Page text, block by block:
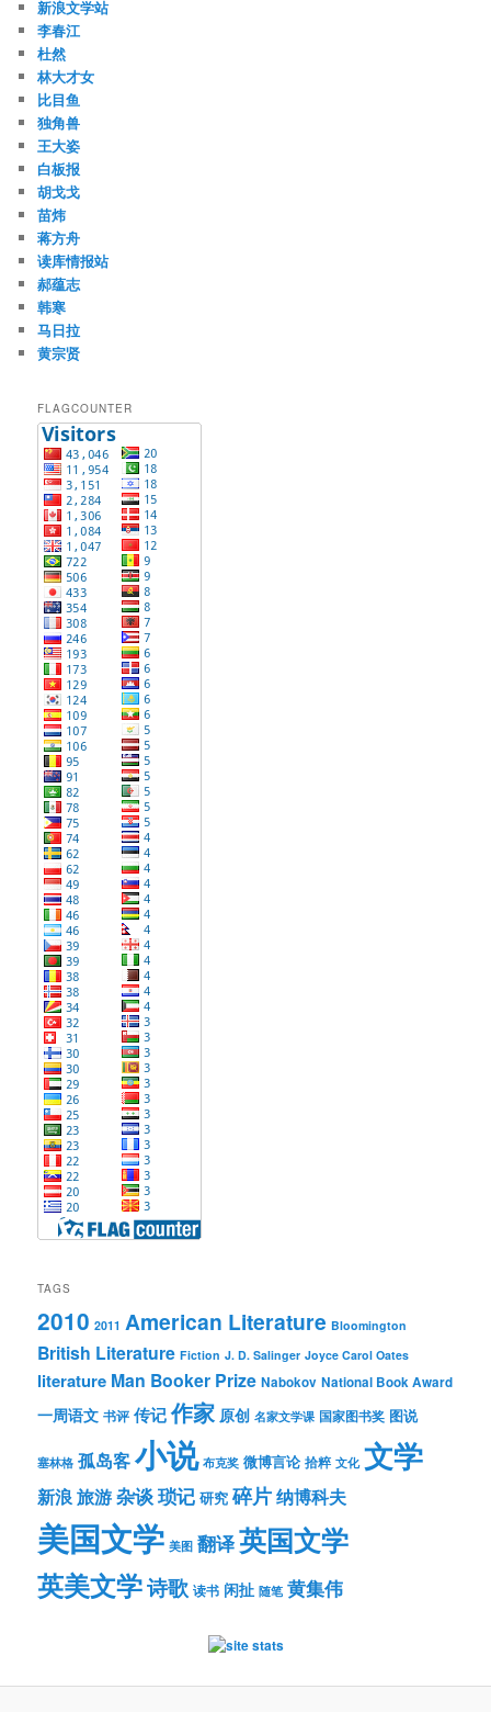
新浪文学站
李春江
杜然
林大才女
比目鱼
独角兽
王大姿
白板报
胡戈戈
苗炜
蒋方舟
读库情报站
郝蕴志
韩寒
马日拉
黄宗贤
FLAGCOUNTER
TAGS
2010 2011 American Literature Bloomington
British Literature Fiction J. D. Salinger Joyce Carol Oates
literature Man Booker Prize Nabokov National Book Award
一周语文 书评 传记作家 原创 名家文学课 国家图书奖 图说
塞林格 孤岛客小说 布克奖 微博言论 拾粹 文化 文学
新浪旅游杂谈琐记 研究 碎片纳博科夫
美国文学 美图 翻译英国文学
英美文学诗歌 读书 闲扯 随笔 黄集伟